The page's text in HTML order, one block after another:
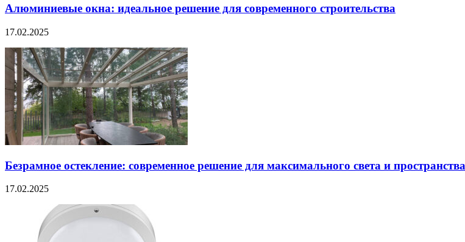
Алюминиевые окна: идеальное решение для современного строительства
17.02.2025
Безрамное остекление: современное решение для максимального света и пространства
17.02.2025